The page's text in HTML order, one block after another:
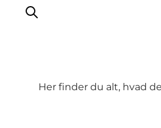
Her finder du alt, hvad